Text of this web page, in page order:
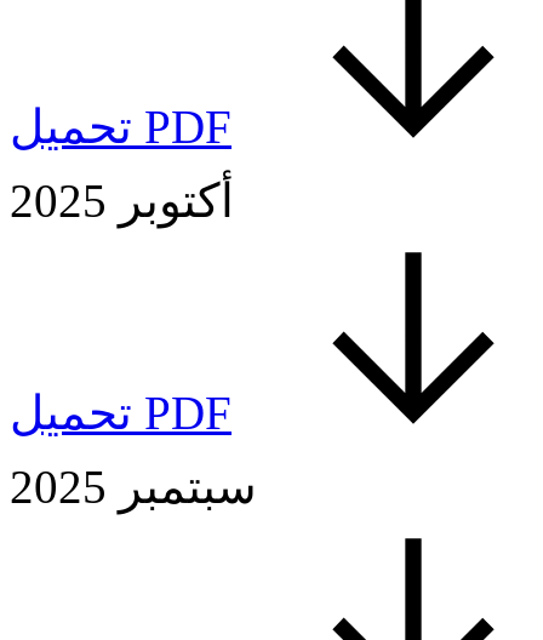
تحميل PDF
أكتوبر 2025
تحميل PDF
سبتمبر 2025